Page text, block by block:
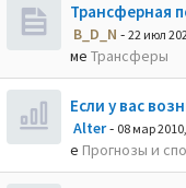
Трансферная
B_D_N - 22 июл
ме Трансферы
Если у вас
Alter- 08 мар
е Прогнозы и